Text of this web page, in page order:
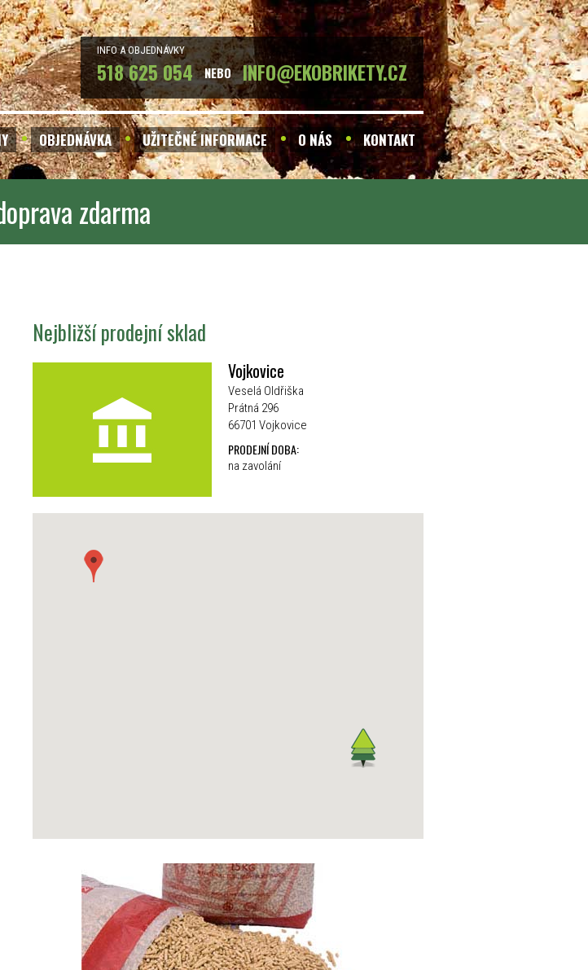
INFO A OBJEDNÁVKY
518 625 054 NEBO INFO@EKOBRIKETY.CZ
OBJEDNÁVKA UŽITEČNÉ INFORMACE O NÁS KONTAKT
zdarma
Nejbližší prodejní sklad
Vojkovice
Veselá Oldřiška
Prátná 296
66701 Vojkovice
PRODEJNÍ DOBA:
na zavolání